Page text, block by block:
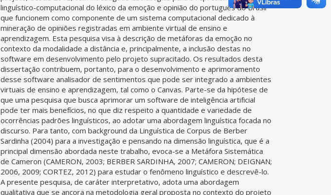
linguístico-computacional do léxico da emoção e opinião do português do Brasil
que funcionem como componente de um sistema computacional dedicado à
mineração de opiniões registradas em ambiente virtual de ensino e
aprendizagem. Esta pesquisa visa à descrição de metáforas da emoção no
contexto da modalidade a distância e, principalmente, a inclusão destas no
software em desenvolvimento pelo projeto supracitado. Os resultados desta
dissertação contribuem, portanto, para o desenvolvimento e aprimoramento
desse software analisador de sentimentos que pode ser integrado a ambientes
virtuais de ensino e aprendizagem, tal como o Canvas. Parte-se da hipótese de
que uma pesquisa que busca aprimorar um software de inteligência artificial
pode ter mais benefícios, no que diz respeito a quantidade e variedade de
ocorrências padrões linguísticos, ao adotar uma abordagem linguística focada no
discurso. Para tanto, com background da Linguística de Corpus de Berber
Sardinha (2004) para a investigação e pensando na dimensão linguística, que é a
principal dimensão abordada neste trabalho, evoca-se a Metáfora Sistemática
de Cameron (CAMERON, 2003; BERBER SARDINHA, 2007; CAMERON; DEIGNAN;
2006, 2009; CORTEZ, 2012) para estudar o fenômeno linguístico e descrevê-lo.
A presente pesquisa, de caráter interpretativo, adota uma abordagem
qualitativa que se ancora na metodologia geral proposta no contexto do projeto